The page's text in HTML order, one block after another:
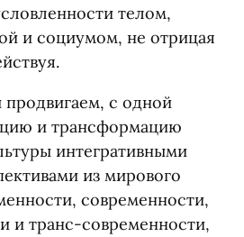
телом,
и социумом, не отрицая
с одной
и трансформацию
интегративными
из мирового
современности,
и транс-современности,